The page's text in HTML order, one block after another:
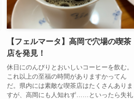
【フェルマータ】高岡で穴場の喫茶
店を発見！
休日にのんびりとおいしいコーヒーを飲む。
これ以上の至福の時間がありますかってん
だ。県内には素敵な喫茶店はたくさんありま
すが、高岡にも人知れず……といったら失礼